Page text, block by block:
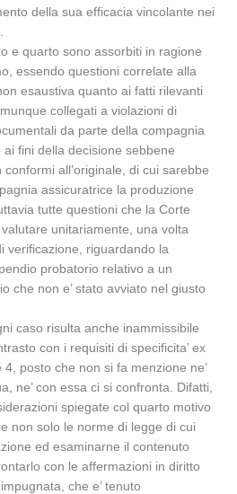
della sua efficacia vincolante nei
e quarto sono assorbiti in ragione
essendo questioni correlate alla
esaustiva quanto ai fatti rilevanti
collegati a violazioni di
da parte della compagnia
fini della decisione sebbene
conformi all’originale, di cui sarebbe
assicuratrice la produzione
tutte questioni che la Corte
unitariamente, una volta
verificazione, riguardando la
probatorio relativo a un
che non e’ stato avviato nel giusto
caso risulta anche inammissibile
con i requisiti di specificita’ ex
posto che non si fa menzione ne’
ne’ con essa ci si confronta. Difatti,
spiegate col quarto motivo
non solo le norme di legge di cui
ed esaminarne il contenuto
con le affermazioni in diritto
che e’ tenuto